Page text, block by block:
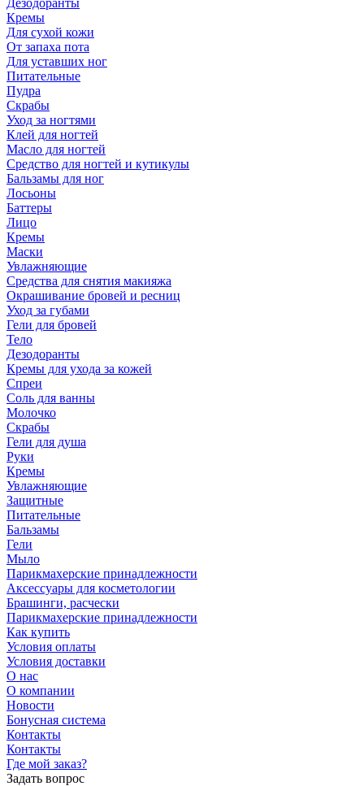
Дезодоранты
Кремы
Для сухой кожи
От запаха пота
Для уставших ног
Питательные
Пудра
Скрабы
Уход за ногтями
Клей для ногтей
Масло для ногтей
Средство для ногтей и кутикулы
Бальзамы для ног
Лосьоны
Баттеры
Лицо
Кремы
Маски
Увлажняющие
Средства для снятия макияжа
Окрашивание бровей и ресниц
Уход за губами
Гели для бровей
Тело
Дезодоранты
Кремы для ухода за кожей
Спреи
Соль для ванны
Молочко
Скрабы
Гели для душа
Руки
Кремы
Увлажняющие
Защитные
Питательные
Бальзамы
Гели
Мыло
Парикмахерские принадлежности
Аксессуары для косметологии
Брашинги, расчески
Парикмахерские принадлежности
Как купить
Условия оплаты
Условия доставки
О нас
О компании
Новости
Бонусная система
Контакты
Контакты
Где мой заказ?
Задать вопрос